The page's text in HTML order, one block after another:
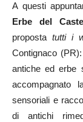
A questi
Erbe del
propostatutti i
Contignaco
antiche ed erbe
accompagnato
sensoriali e
di antichi